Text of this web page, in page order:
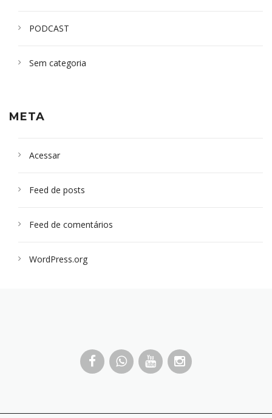
PODCAST
Sem categoria
META
Acessar
Feed de posts
Feed de comentários
WordPress.org